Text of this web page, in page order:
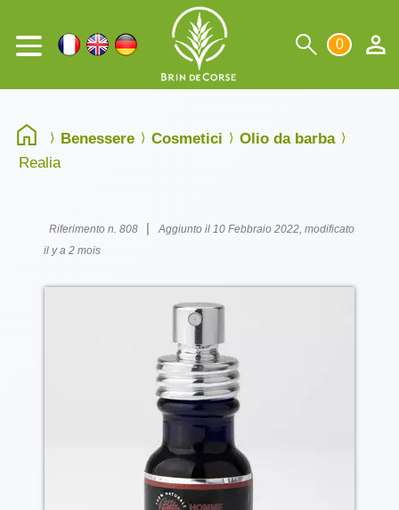
0
Benessere Cosmetici
Olio da barba
Realia
Riferimento n. 808 |
Aggiunto il 10 Febbraio 2022, modificato
il y a 2 mois